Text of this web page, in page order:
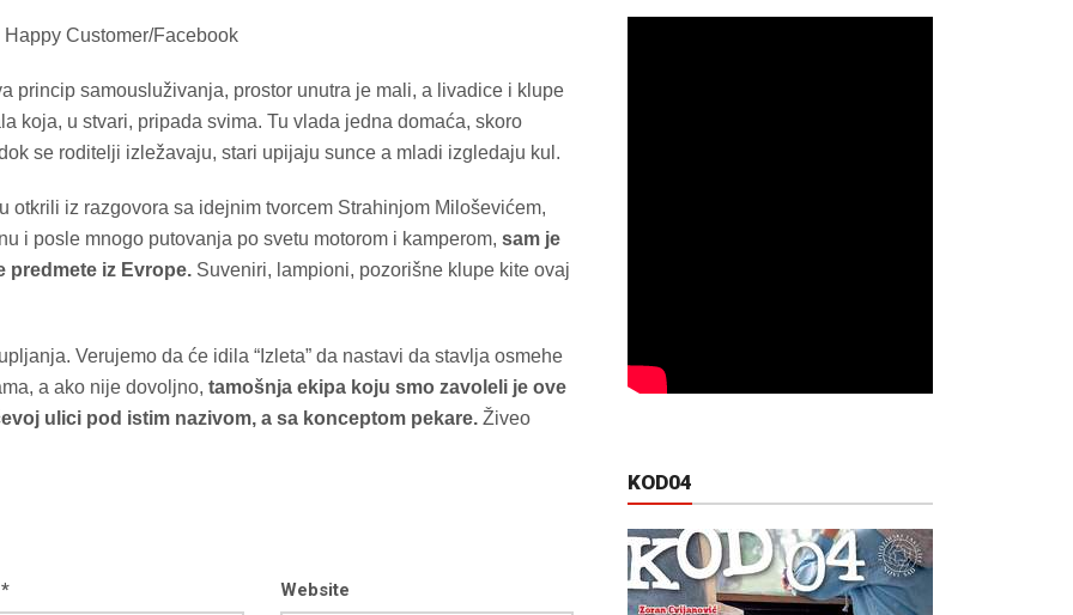
Happy Customer/Facebook
princip samousluživanja, prostor unutra je mali, a livadice i klupe
koja, u stvari, pripada svima. Tu vlada jedna domaća, skoro
se roditelji izležavaju, stari upijaju sunce a mladi izgledaju kul.
otkrili iz razgovora sa idejnim tvorcem Strahinjom Miloševićem,
i posle mnogo putovanja po svetu motorom i kamperom, sam je
predmete iz Evrope. Suveniri, lampioni, pozorišne klupe kite ovaj
Verujemo da će idila “Izleta” da nastavi da stavlja osmehe
a ako nije dovoljno, tamošnja ekipa koju smo zavoleli je ove
ulici pod istim nazivom, a sa konceptom pekare. Živeo
Website
KOD04